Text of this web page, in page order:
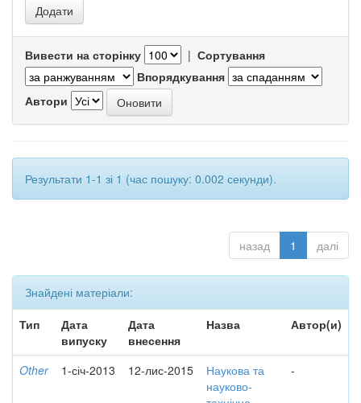
Вивести на сторінку | Сортування
Впорядкування
Автори
Результати 1-1 зі 1 (час пошуку: 0.002 секунди).
назад 1 далі
Знайдені матеріали:
Тип
Дата
випуску
Дата
внесення
Назва Автор(и)
Other 1-січ-2013 12-лис-2015
Наукова та
науково-
-